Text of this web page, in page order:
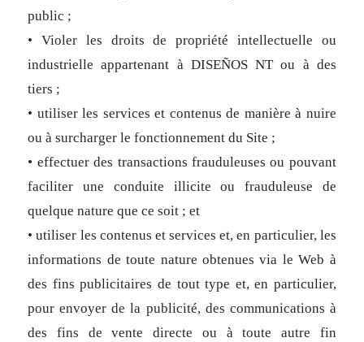
public ;
• Violer les droits de propriété intellectuelle ou
industrielle appartenant à DISEÑOS NT ou à des
tiers ;
• utiliser les services et contenus de manière à nuire
ou à surcharger le fonctionnement du Site ;
• effectuer des transactions frauduleuses ou pouvant
faciliter une conduite illicite ou frauduleuse de
quelque nature que ce soit ; et
• utiliser les contenus et services et, en particulier, les
informations de toute nature obtenues via le Web à
des fins publicitaires de tout type et, en particulier,
pour envoyer de la publicité, des communications à
des fins de vente directe ou à toute autre fin